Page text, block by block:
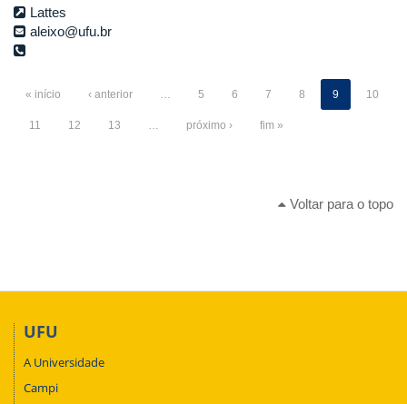
Lattes
aleixo@ufu.br
« início ‹ anterior … 5 6 7 8 9 10
11 12 13 … próximo › fim »
Voltar para o topo
UFU
A Universidade
Campi